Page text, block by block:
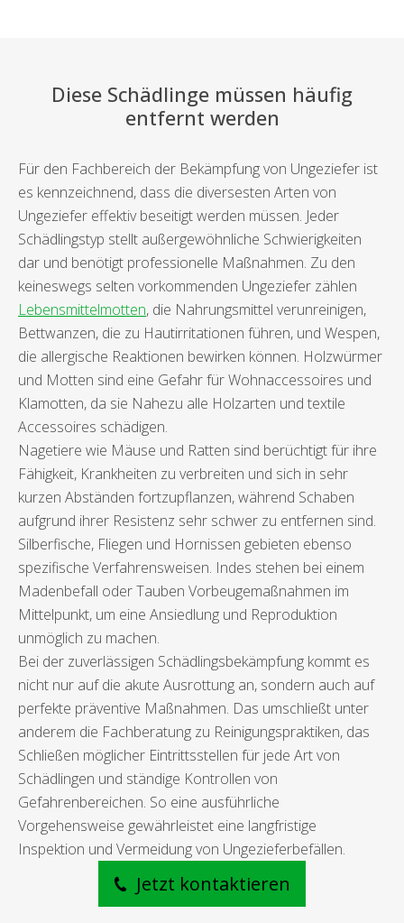
Diese Schädlinge müssen häufig
entfernt werden
Für den Fachbereich der Bekämpfung von Ungeziefer ist
es kennzeichnend, dass die diversesten Arten von
Ungeziefer effektiv beseitigt werden müssen. Jeder
Schädlingstyp stellt außergewöhnliche Schwierigkeiten
dar und benötigt professionelle Maßnahmen. Zu den
keineswegs selten vorkommenden Ungeziefer zählen
Lebensmittelmotten, die Nahrungsmittel verunreinigen,
Bettwanzen, die zu Hautirritationen führen, und Wespen,
die allergische Reaktionen bewirken können. Holzwürmer
und Motten sind eine Gefahr für Wohnaccessoires und
Klamotten, da sie Nahezu alle Holzarten und textile
Accessoires schädigen.
Nagetiere wie Mäuse und Ratten sind berüchtigt für ihre
Fähigkeit, Krankheiten zu verbreiten und sich in sehr
kurzen Abständen fortzupflanzen, während Schaben
aufgrund ihrer Resistenz sehr schwer zu entfernen sind.
Silberfische, Fliegen und Hornissen gebieten ebenso
spezifische Verfahrensweisen. Indes stehen bei einem
Madenbefall oder Tauben Vorbeugemaßnahmen im
Mittelpunkt, um eine Ansiedlung und Reproduktion
unmöglich zu machen.
Bei der zuverlässigen Schädlingsbekämpfung kommt es
nicht nur auf die akute Ausrottung an, sondern auch auf
perfekte präventive Maßnahmen. Das umschließt unter
anderem die Fachberatung zu Reinigungspraktiken, das
Schließen möglicher Eintrittsstellen für jede Art von
Schädlingen und ständige Kontrollen von
Gefahrenbereichen. So eine ausführliche
Vorgehensweise gewährleistet eine langfristige
Inspektion und Vermeidung von Ungezieferbefällen.
Jetzt kontaktieren